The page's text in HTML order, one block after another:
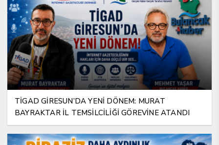
TİGAD GİRESUN’DA YENİ DÖNEM: MURAT
BAYRAKTAR İL TEMSİLCİLİĞİ GÖREVİNE ATANDI